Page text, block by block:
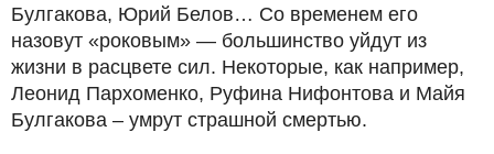
Булгакова, Юрий Белов… Со временем его
назовут «роковым» — большинство уйдут из
жизни в расцвете сил. Некоторые, как например,
Леонид Пархоменко, Руфина Нифонтова и Майя
Булгакова – умрут страшной смертью.